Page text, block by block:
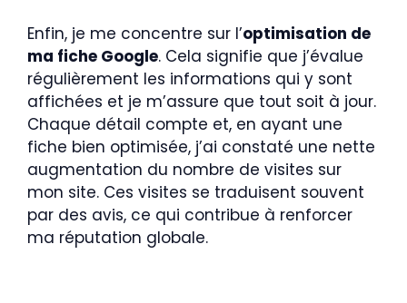
Enfin, je me concentre sur l’optimisation de
ma fiche Google. Cela signifie que j’évalue
régulièrement les informations qui y sont
affichées et je m’assure que tout soit à jour.
Chaque détail compte et, en ayant une
fiche bien optimisée, j’ai constaté une nette
augmentation du nombre de visites sur
mon site. Ces visites se traduisent souvent
par des avis, ce qui contribue à renforcer
ma réputation globale.